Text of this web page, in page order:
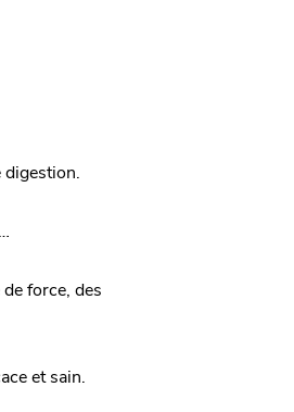
digestion.
force, des
et sain.